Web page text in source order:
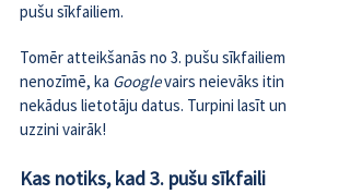
pušu sīkfailiem.
Tomēr atteikšanās no 3. pušu sīkfailiem
nenozīmē, ka Google vairs neievāks itin
nekādus lietotāju datus. Turpini lasīt un
uzzini vairāk!
Kas notiks, kad 3. pušu sīkfaili